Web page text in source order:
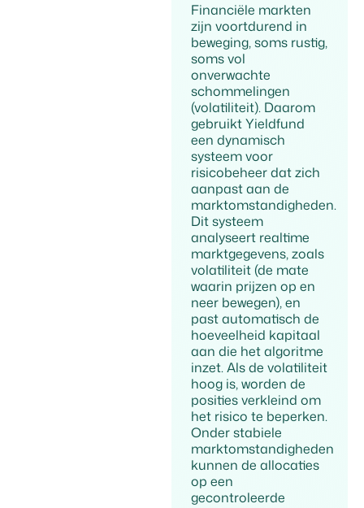
Financiële markten
zijn voortdurend in
beweging, soms rustig,
soms vol
onverwachte
schommelingen
(volatiliteit). Daarom
gebruikt Yieldfund
een dynamisch
systeem voor
risicobeheer dat zich
aanpast aan de
marktomstandigheden.
Dit systeem
analyseert realtime
marktgegevens, zoals
volatiliteit (de mate
waarin prijzen op en
neer bewegen), en
past automatisch de
hoeveelheid kapitaal
aan die het algoritme
inzet. Als de volatiliteit
hoog is, worden de
posities verkleind om
het risico te beperken.
Onder stabiele
marktomstandigheden
kunnen de allocaties
op een
gecontroleerde